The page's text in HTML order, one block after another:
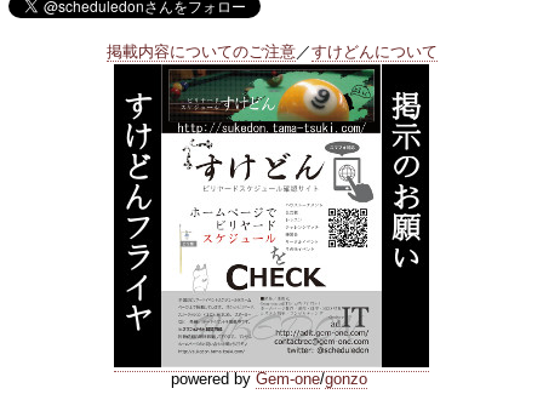
掲載内容についてのご注意／すけどんについて
powered byGem-one/gonzo